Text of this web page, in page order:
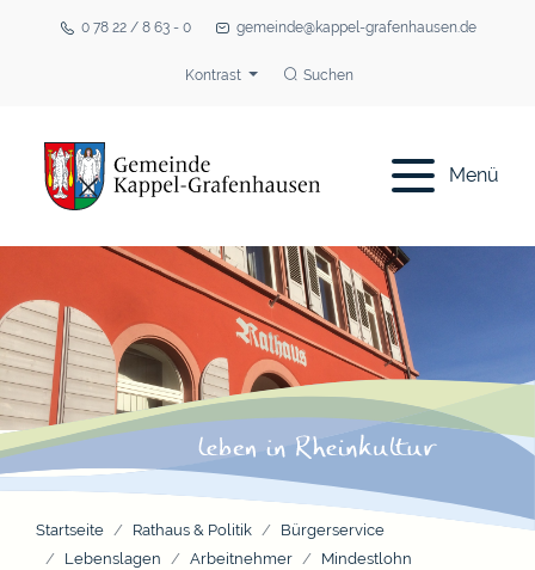
0 78 22 / 8 63 - 0 gemeinde@kappel-grafenhausen.de
Kontrast Suchen
Menü
Startseite Rathaus & Politik
Bürgerservice
Lebenslagen
Arbeitnehmer Mindestlohn